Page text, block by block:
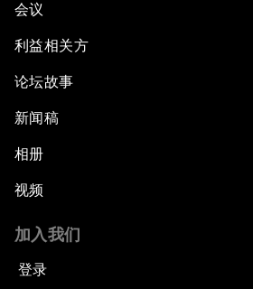
会议
利益相关方
论坛故事
新闻稿
相册
视频
加入我们
登录